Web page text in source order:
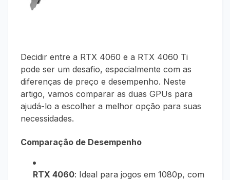
Decidir entre a RTX 4060 e a RTX 4060 Ti
pode ser um desafio, especialmente com as
diferenças de preço e desempenho. Neste
artigo, vamos comparar as duas GPUs para
ajudá-lo a escolher a melhor opção para suas
necessidades.
Comparação de Desempenho
RTX 4060: Ideal para jogos em 1080p, com